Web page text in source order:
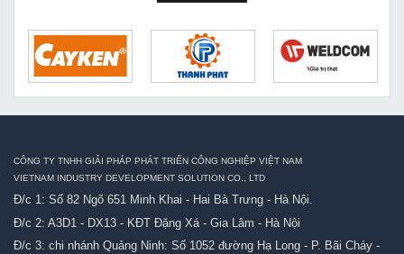
CÔNG TY TNHH GIẢI PHÁP PHÁT TRIỂN CÔNG NGHIỆP VIỆT NAM
VIETNAM INDUSTRY DEVELOPMENT SOLUTION CO., LTD
Đ/c 1: Số 82 Ngõ 651 Minh Khai - Hai Bà Trưng - Hà Nội.
Đ/c 2: A3D1 - DX13 - KĐT Đặng Xá - Gia Lâm - Hà Nội
Đ/c 3: chi nhánh Quảng Ninh: Số 1052 đường Hạ Long - P. Bãi Cháy -